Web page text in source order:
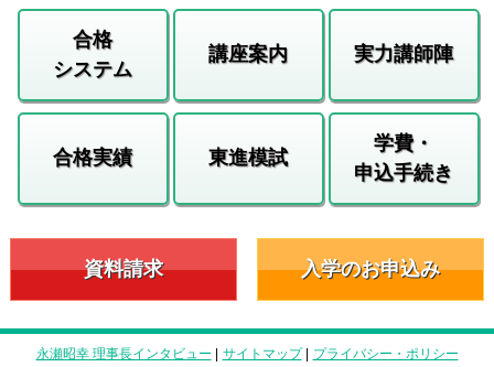
合格
システム
講座案内 実力講師陣
合格実績 東進模試
学費・
申込手続き
資料請求 入学のお申込み
永瀬昭幸 理事長インタビュー | サイトマップ| プライバシー・ポリシー